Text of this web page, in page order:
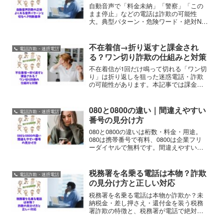
自動音声で「料金未納」「警察」「この
まま停止」などの電話は詐欺の可能性
大。典型パターン・危険ワード・絶対NG
📞 電話詐欺・迷惑電話
不在着信→折り返すと課金され
る？ワン切り詐欺の仕組みと対策
不在着信が1回だけ鳴って切れる「ワン切
り」は折り返しを狙った迷惑電話・詐欺
の可能性があります。本記事では課金さ
ロック設定まで解説します。
📞 電話詐欺・迷惑電話
080と0800の違い｜間違えやすい
番号の見分け方
080と0800の違いは桁数・料金・用途。
080は携帯番号で有料、0800は企業フリ
ーダイヤルで無料です。間違えやすい番
📞 電話詐欺・迷惑電話
税務署を名乗る電話は本物？詐欺
の見分け方と正しい対応
税務署を名乗る電話は本物か詐欺か？未
納税金・差し押さえ・還付金を装う税務
署詐欺の特徴と、税務署が電話で絶対に